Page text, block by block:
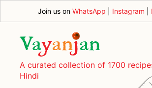
Join us on WhatsApp Instagram
A curated collection of 1700
Hindi